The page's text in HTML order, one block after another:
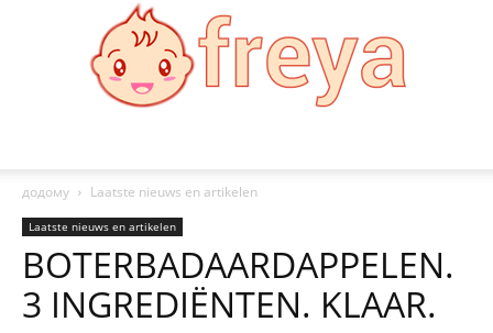
додому
Laatste nieuws en artikelen
Laatste nieuws en artikelen
BOTERBADAARDAPPELEN.
3 INGREDIËNTEN. KLAAR.